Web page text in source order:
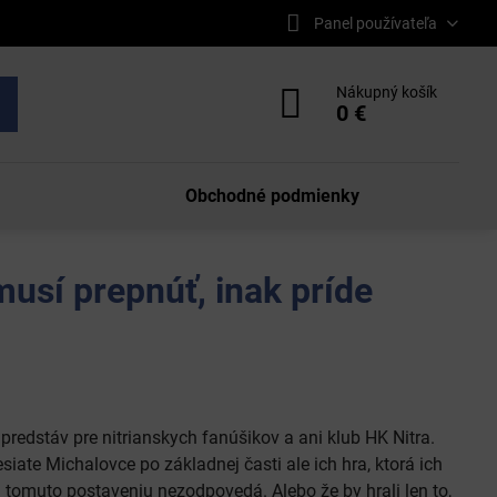
Panel používateľa
Nákupný košík
0 €
Obchodné podmienky
prepnúť, inak príde
pre nitrianskych fanúšikov a ani klub HK Nitra.
Michalovce po základnej časti ale ich hra, ktorá ich
postaveniu nezodpovedá. Alebo že by hrali len to,